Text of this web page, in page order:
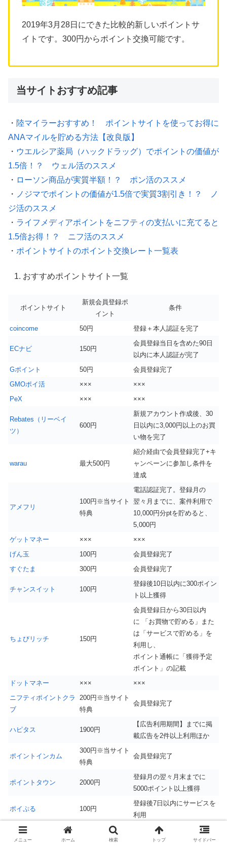
2019年3月28日にできた比較的新しいポイントサ
イトです。300円からポイント交換可能です。
当サイトおすすめ記事
・ 陸マイラーおすすめ！ ポイントサイトを使ってお得に
ANAマイルを貯める方法【改良版】
・ ウエルシア薬局（ハックドラッグ）でポイントの価値が
1.5倍！？ ウェル活のススメ
・ ローソン商品が実質半額！？ ポン活のススメ
・ ノジマでポイントの価値が1.5倍で実質3割引き！？ ノ
ジ活のススメ
・ ライフメディアポイントをニフティの支払いに充てると
1.5倍お得！？ ニフ活のススメ
・ ポイントサイトのポイント交換レート一覧表
おすすめポイントサイト一覧
ポイントサイト
新規会員登録ポ
イント
条件
coincome 50円 登録＋本人認証を完了
ECナビ 150円
会員登録当日を含めた90日
以内に本人認証が完了
Gポイント
50円
会員登録完了
GMOポイ活
×××
×××
PeX
××× ×××
Rebates（リーベイ
ツ）
600円
新規アカウント作成後、30
日以内に3,000円以上のお買
い物を完了
warau 最大500円
紹介経由で会員登録完了+キ
ャンペーンに参加し条件を
達成
アメフリ
100円※当サイト
特典
電話認証完了。登録月の
翌々月までに、案件利用で
10,000円分ptを貯めると、
5,000円
ゲットマネー
×××
×××
げん玉
100円
会員登録完了
すぐたま
300円 会員登録完了
チャンスイット 100円
登録後10日以内に300ポイン
ト以上獲得
ちょびリッチ 150円
会員登録日から30日以内
に 「お買物で貯める」また
は「サービスで貯める」を
利用し、
ポイント通帳に「獲得予定
ポイント」の記載
ドットマネー
×××
×××
ニフティポイントクラ
ブ
200円※当サイト
特典
会員登録完了
ハピタス 1900円
【広告利用期間】までに掲
載広告を2件以上利用ほか
ポイントインカム
300円※当サイト
特典
会員登録完了
ポイントタウン 2000円
登録月の翌々月末までに
5000ポイント以上獲得
ポイぷる 100円
登録後7日以内にサービスを
利用
モッピー
入会の翌々月末までに5000
ポイント以上獲得
メニュー ホーム 検索 トップ サイドバー